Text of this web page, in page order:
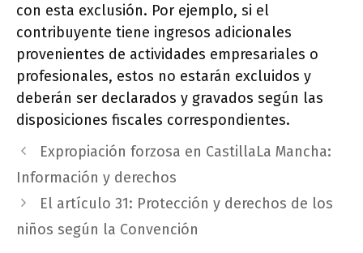
con esta exclusión. Por ejemplo, si el
contribuyente tiene ingresos adicionales
provenientes de actividades empresariales o
profesionales, estos no estarán excluidos y
deberán ser declarados y gravados según las
disposiciones fiscales correspondientes.
Expropiación forzosa en CastillaLa Mancha:
Información y derechos
El artículo 31: Protección y derechos de los
niños según la Convención